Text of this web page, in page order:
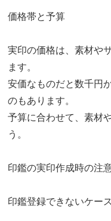
価格帯と予算
実印の価格は、素材や
ます。
安価なものだと数千円
のもあります。
予算に合わせて、素材
う。
印鑑の実印作成時の注
印鑑登録できないケース